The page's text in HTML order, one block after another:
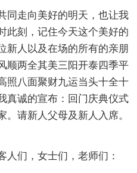
同走向美好的明天，也让我
此刻，记住今天这个美好的
新人以及在场的所有的亲朋
顺两全其美三阳开泰四季平
照八面聚财九运当头十全十
真诚的宣布：回门庆典仪式
请新人父母及新人入席。
人们，女士们，老师们：